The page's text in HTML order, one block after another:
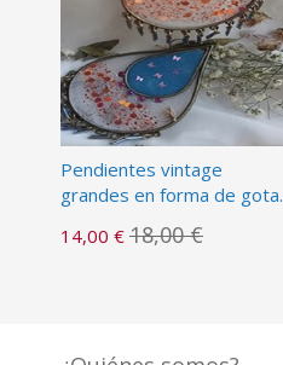
Pendientes vintage
grandes en forma de gota.
14,00 € 18,00 €